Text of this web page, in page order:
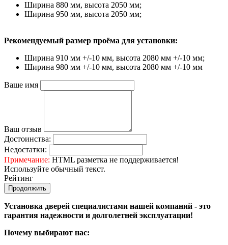
Ширина 880 мм, высота 2050 мм;
Ширина 950 мм, высота 2050 мм;
Рекомендуемый размер проёма для установки:
Ширина 910 мм +/-10 мм, высота 2080 мм +/-10 мм;
Ширина 980 мм +/-10 мм, высота 2080 мм +/-10 мм
Ваше имя
Ваш отзыв
Достоинства:
Недостатки:
Примечание: HTML разметка не поддерживается!
Используйте обычный текст.
Рейтинг
Продолжить
Установка дверей специалистами нашей компаний - это
гарантия надежности и долголетней эксплуатации!
Почему выбирают нас: